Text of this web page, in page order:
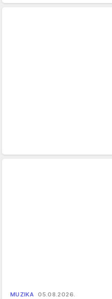
MUZIKA 05.08.2026.